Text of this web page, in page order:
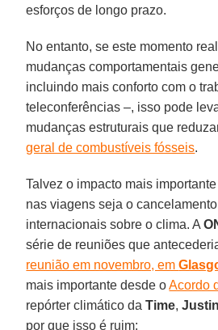
esforços de longo prazo.
No entanto, se este momento
mudanças comportamentais
incluindo mais conforto com o
teleconferências –, isso pode
mudanças estruturais que
geral de combustíveis fósseis.
Talvez o impacto mais
nas viagens seja o
internacionais sobre o clima. A
série de reuniões que
reunião em novembro, em
mais importante desde oAcordo
repórter climático daTime,
por que isso é ruim: